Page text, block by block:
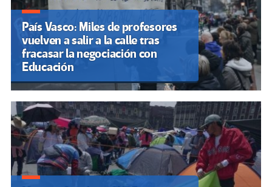
País Vasco: Miles de profesores
vuelven a salir a la calle tras
fracasar la negociación con
Educación